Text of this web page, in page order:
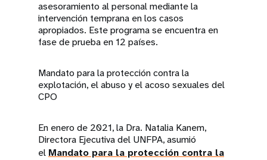
asesoramiento al personal mediante la
intervención temprana en los casos
apropiados. Este programa se encuentra en
fase de prueba en 12 países.
Mandato para la protección contra la
explotación, el abuso y el acoso sexuales del
CPO
En enero de 2021, la Dra. Natalia Kanem,
Directora Ejecutiva del UNFPA, asumió
el Mandato para la protección contra la